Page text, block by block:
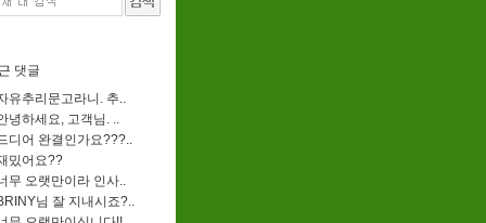
댓글
유추리문고라니. 추..
녕하세요, 고객님. ..
디어 완결인가요???..
밌어요??
무 오랫만이라 인사..
님 잘 지내시죠?..